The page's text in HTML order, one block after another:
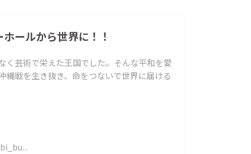
ールから世界に！！
く芸術で栄えた王国でした。そんな平和を愛
縄戦を生き抜き、命をつないで世界に届ける